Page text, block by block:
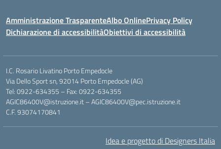
Amministrazione TrasparenteAlbo OnlinePrivacy Policy
Dichiarazione di accessibilitàObiettivi di accessibilità
I.C. Rosario Livatino Porto Empedocle
Via Dello Sport sn, 92014 Porto Empedocle (AG)
Tel: 0922-634355 – Fax: 0922-634355
AGIC86400V@istruzione.it–AGIC86400V@pec.istruzione.it
C.F. 93074170841
Idea e progetto di Designers Italia